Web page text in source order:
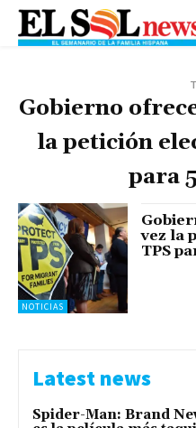
Gobierno
la petición
para
NOTICIAS
vez la
TPS
Latest news
Spider-Man: Brand